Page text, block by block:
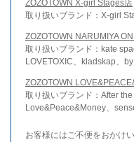
ZOZOTOWN X-girl Stages店
取り扱いブランド：X-girl
ZOZOTOWN NARUMIYA
取り扱いブランド：kate
LOVETOXIC、kladskap、
ZOZOTOWN
取り扱いブランド：After the
Love&Peace&Money、
お客様にはご不便をおかけ